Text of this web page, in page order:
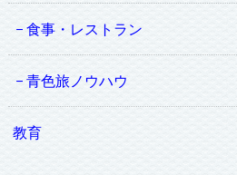
食事・レストラン
青色旅ノウハウ
教育